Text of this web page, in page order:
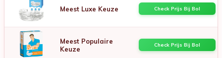
Meest Luxe Keuze Check Prijs Bij Bol
Meest Populaire
Keuze
Check Prijs Bij Bol